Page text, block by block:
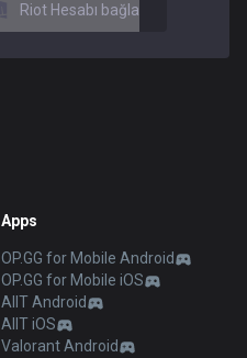
Riot Hesabı bağla
Apps
OP.GG for Mobile Android
OP.GG for Mobile iOS
AllT Android
AllT iOS
Valorant Android